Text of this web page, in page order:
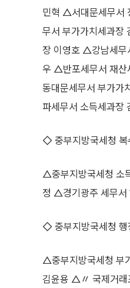
민혁 △서대문세무서
무서 부가가치세과
장 이영호 △강남세무
우 △반포세무서 재산
동대문세무서 부가
파세무서 소득세과장
◇ 중부지방국세청 복
△중부지방국세청 소
정 △경기광주 세무서
◇ 중부지방국세청 행
△중부지방국세청 부
김윤용 △〃 국제거래